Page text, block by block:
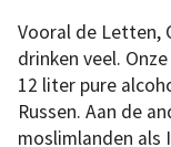
Vooral de Letten,
drinken veel.
12 liter pure
Russen. Aan de
moslimlanden als